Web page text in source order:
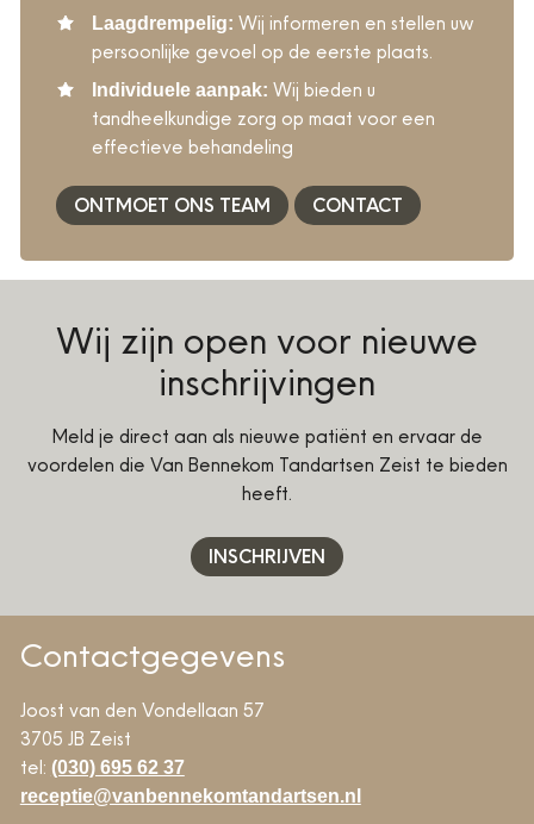
Laagdrempelig: Wij informeren en stellen uw
persoonlijke gevoel op de eerste plaats.
Individuele aanpak: Wij bieden u
tandheelkundige zorg op maat voor een
effectieve behandeling
ONTMOET ONS TEAM CONTACT
Wij zijn open voor nieuwe
inschrijvingen
Meld je direct aan als nieuwe patiënt en ervaar de
voordelen die Van Bennekom Tandartsen Zeist te bieden
heeft.
INSCHRIJVEN
Contactgegevens
Joost van den Vondellaan 57
3705 JB Zeist
tel: (030) 695 62 37
receptie@vanbennekomtandartsen.nl